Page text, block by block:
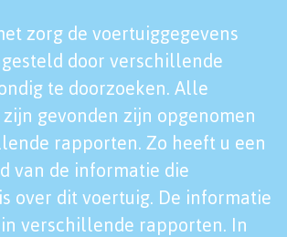
zorg de voertuiggegevens
door verschillende
te doorzoeken. Alle
gevonden zijn opgenomen
rapporten. Zo heeft u een
van de informatie die
over dit voertuig. De informatie
verschillende rapporten. In